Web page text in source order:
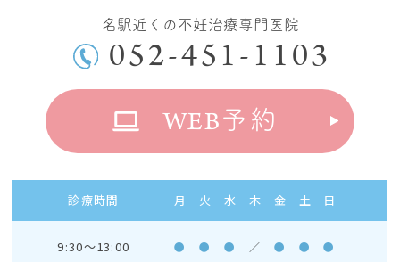
名駅近くの不妊治療専門医院
052-451-1103
WEB予約
診療時間 月 火 水 木 金 土 日
9:30～13:00 ● ● ● ／ ● ●
●